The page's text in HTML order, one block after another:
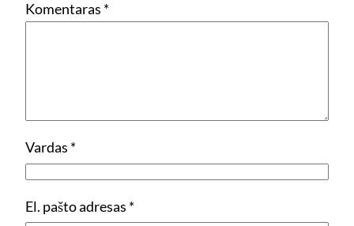
Komentaras *
Vardas *
El. pašto adresas *